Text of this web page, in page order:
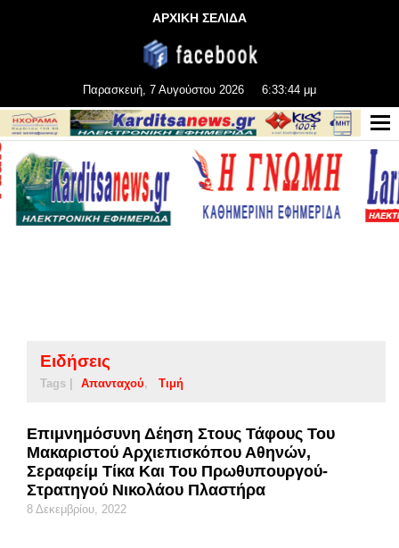
ΑΡΧΙΚΗ ΣΕΛΙΔΑ
Παρασκευή, 7 Αυγούστου 2026 6:33:45 μμ
Ειδήσεις
Tags | Απανταχού Τιμή
Επιμνημόσυνη Δέηση Στους Τάφους Του
Μακαριστού Αρχιεπισκόπου Αθηνών,
Σεραφείμ Τίκα Και Του Πρωθυπουργού-
Στρατηγού Νικολάου Πλαστήρα
8 Δεκεμβρίου, 2022